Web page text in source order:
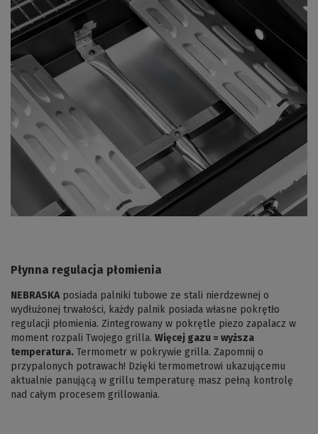
Płynna regulacja płomienia
NEBRASKAposiada palniki tubowe ze stali nierdzewnej o
wydłużonej trwałości, każdy palnik posiada własne pokrętło
regulacji płomienia. Zintegrowany w pokrętle piezo zapalacz w
moment rozpali Twojego grilla. Więcej gazu = wyższa
temperatura. Termometr w pokrywie grilla. Zapomnij o
przypalonych potrawach! Dzięki termometrowi ukazującemu
aktualnie panującą w grillu temperaturę masz pełną kontrolę
nad całym procesem grillowania.